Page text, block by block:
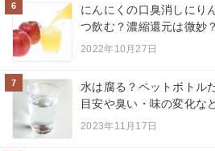
6
にんにくの口臭消しにり
つ飲む？濃縮還元は微妙？
2022年10月27日
7
水は腐る？ペットボトル
目安や臭い・味の変化な
2023年11月17日